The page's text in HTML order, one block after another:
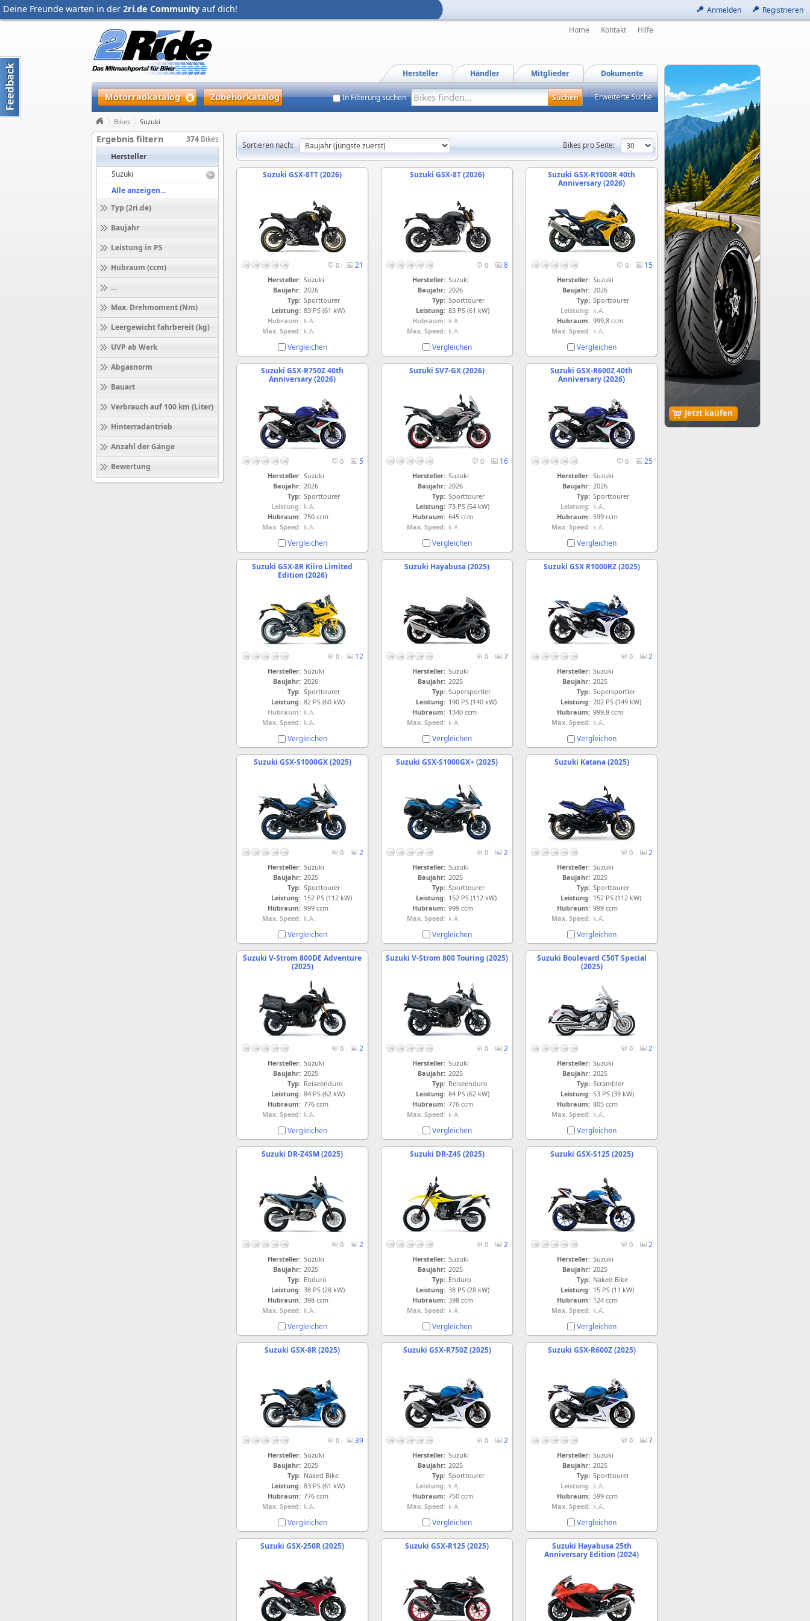
Anmelden Registrieren
Deine Freunde warten in der 2ri.de Community auf dich!
Jetzt kaufen
Home Kontakt Hilfe
Dokumente
Mitglieder
Händler
Hersteller
Motorradkatalog Zubehörkatalog Erweiterte Suche
In Filterung suchen
Bikes Suzuki
Ergebnis filtern 374 Bikes
Hersteller
Suzuki
Alle anzeigen...
Typ (2ri.de)
Baujahr
Leistung in PS
Hubraum (ccm)
Höchstgeschwindigkeit (km/h)
Max. Drehmoment (Nm)
Leergewicht fahrbereit (kg)
UVP ab Werk
Abgasnorm
Bauart
Verbrauch auf 100 km (Liter)
Hinterradantrieb
Anzahl der Gänge
Bewertung
Bikes pro Seite:
Sortieren nach:
Suzuki GSX-8TT (2026)
21
0
Hersteller: Suzuki
Baujahr: 2026
Typ: Sporttourer
Leistung: 83 PS (61 kW)
Hubraum: k.A.
Max. Speed: k.A.
Vergleichen
Suzuki GSX-8T (2026)
8
0
Hersteller: Suzuki
Baujahr: 2026
Typ: Sporttourer
Leistung: 83 PS (61 kW)
Hubraum: k.A.
Max. Speed: k.A.
Vergleichen
Suzuki GSX-R1000R 40th
Anniversary (2026)
15
0
Hersteller: Suzuki
Baujahr: 2026
Typ: Sporttourer
Leistung: k.A.
Hubraum: 999,8 ccm
Max. Speed: k.A.
Vergleichen
Suzuki GSX-R750Z 40th
Anniversary (2026)
5
0
Hersteller: Suzuki
Baujahr: 2026
Typ: Sporttourer
Leistung: k.A.
Hubraum: 750 ccm
Max. Speed: k.A.
Vergleichen
Suzuki SV7-GX (2026)
16
0
Hersteller: Suzuki
Baujahr: 2026
Typ: Sporttourer
Leistung: 73 PS (54 kW)
Hubraum: 645 ccm
Max. Speed: k.A.
Vergleichen
Suzuki GSX-R600Z 40th
Anniversary (2026)
25
0
Hersteller: Suzuki
Baujahr: 2026
Typ: Sporttourer
Leistung: k.A.
Hubraum: 599 ccm
Max. Speed: k.A.
Vergleichen
Suzuki GSX-8R Kiiro Limited
Edition (2026)
12
0
Hersteller: Suzuki
Baujahr: 2026
Typ: Sporttourer
Leistung: 82 PS (60 kW)
Hubraum: k.A.
Max. Speed: k.A.
Vergleichen
Suzuki Hayabusa (2025)
7
0
Hersteller: Suzuki
Baujahr: 2025
Typ: Supersportler
Leistung: 190 PS (140 kW)
Hubraum: 1340 ccm
Max. Speed: k.A.
Vergleichen
Suzuki GSX R1000RZ (2025)
2
0
Hersteller: Suzuki
Baujahr: 2025
Typ: Supersportler
Leistung: 202 PS (149 kW)
Hubraum: 999,8 ccm
Max. Speed: k.A.
Vergleichen
Suzuki GSX-S1000GX (2025)
2
0
Hersteller: Suzuki
Baujahr: 2025
Typ: Sporttourer
Leistung: 152 PS (112 kW)
Hubraum: 999 ccm
Max. Speed: k.A.
Vergleichen
Suzuki GSX-S1000GX+ (2025)
2
0
Hersteller: Suzuki
Baujahr: 2025
Typ: Sporttourer
Leistung: 152 PS (112 kW)
Hubraum: 999 ccm
Max. Speed: k.A.
Vergleichen
Suzuki Katana (2025)
2
0
Hersteller: Suzuki
Baujahr: 2025
Typ: Sporttourer
Leistung: 152 PS (112 kW)
Hubraum: 999 ccm
Max. Speed: k.A.
Vergleichen
Suzuki V-Strom 800DE Adventure
(2025)
2
0
Hersteller: Suzuki
Baujahr: 2025
Typ: Reiseenduro
Leistung: 84 PS (62 kW)
Hubraum: 776 ccm
Max. Speed: k.A.
Vergleichen
Suzuki V-Strom 800 Touring (2025)
2
0
Hersteller: Suzuki
Baujahr: 2025
Typ: Reiseenduro
Leistung: 84 PS (62 kW)
Hubraum: 776 ccm
Max. Speed: k.A.
Vergleichen
Suzuki Boulevard C50T Special
(2025)
2
0
Hersteller: Suzuki
Baujahr: 2025
Typ: Scrambler
Leistung: 53 PS (39 kW)
Hubraum: 805 ccm
Max. Speed: k.A.
Vergleichen
Suzuki DR-Z4SM (2025)
2
0
Hersteller: Suzuki
Baujahr: 2025
Typ: Enduro
Leistung: 38 PS (28 kW)
Hubraum: 398 ccm
Max. Speed: k.A.
Vergleichen
Suzuki DR-Z4S (2025)
2
0
Hersteller: Suzuki
Baujahr: 2025
Typ: Enduro
Leistung: 38 PS (28 kW)
Hubraum: 398 ccm
Max. Speed: k.A.
Vergleichen
Suzuki GSX-S125 (2025)
2
0
Hersteller: Suzuki
Baujahr: 2025
Typ: Naked Bike
Leistung: 15 PS (11 kW)
Hubraum: 124 ccm
Max. Speed: k.A.
Vergleichen
Suzuki GSX-8R (2025)
39
0
Hersteller: Suzuki
Baujahr: 2025
Typ: Naked Bike
Leistung: 83 PS (61 kW)
Hubraum: 776 ccm
Max. Speed: k.A.
Vergleichen
Suzuki GSX-R750Z (2025)
2
0
Hersteller: Suzuki
Baujahr: 2025
Typ: Sporttourer
Leistung: k.A.
Hubraum: 750 ccm
Max. Speed: k.A.
Vergleichen
Suzuki GSX-R600Z (2025)
7
0
Hersteller: Suzuki
Baujahr: 2025
Typ: Sporttourer
Leistung: k.A.
Hubraum: 599 ccm
Max. Speed: k.A.
Vergleichen
Suzuki GSX-250R (2025) Suzuki GSX-R125 (2025)
Suzuki Hayabusa 25th
Anniversary Edition (2024)